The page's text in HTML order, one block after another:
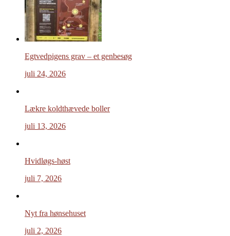
Egtvedpigens grav – et genbesøg
juli 24, 2026
Lækre koldthævede boller
juli 13, 2026
Hvidløgs-høst
juli 7, 2026
Nyt fra hønsehuset
juli 2, 2026